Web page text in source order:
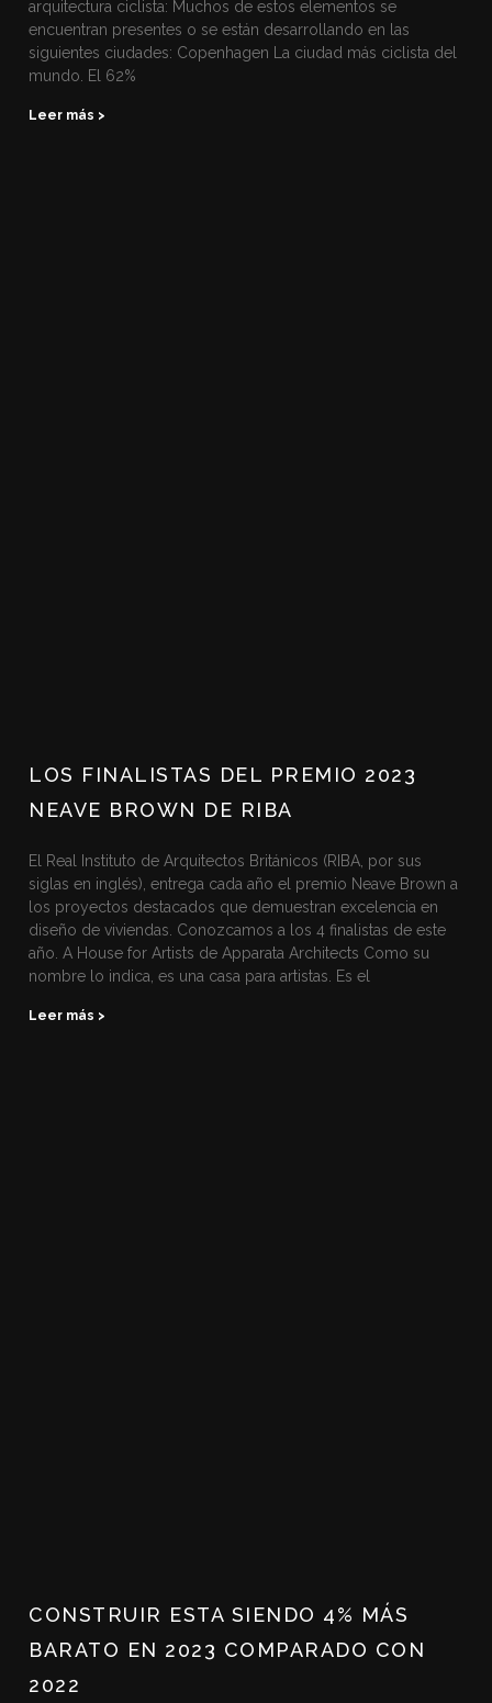
arquitectura ciclista: Muchos de estos elementos se
encuentran presentes o se están desarrollando en las
siguientes ciudades: Copenhagen La ciudad más ciclista del
mundo. El 62%
Leer más >
LOS FINALISTAS DEL PREMIO 2023
NEAVE BROWN DE RIBA
El Real Instituto de Arquitectos Británicos (RIBA, por sus
siglas en inglés), entrega cada año el premio Neave Brown a
los proyectos destacados que demuestran excelencia en
diseño de viviendas. Conozcamos a los 4 finalistas de este
año. A House for Artists de Apparata Architects Como su
nombre lo indica, es una casa para artistas. Es el
Leer más >
CONSTRUIR ESTA SIENDO 4% MÁS
BARATO EN 2023 COMPARADO CON
2022